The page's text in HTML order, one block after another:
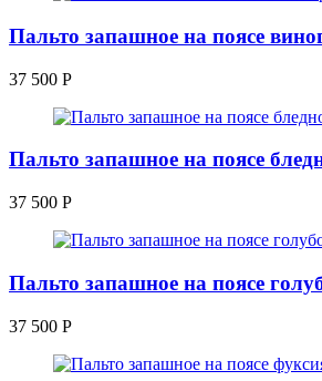
Пальто запашное на поясе
37 500 Р
Пальто запашное на поясе
37 500 Р
Пальто запашное на поясе
37 500 Р